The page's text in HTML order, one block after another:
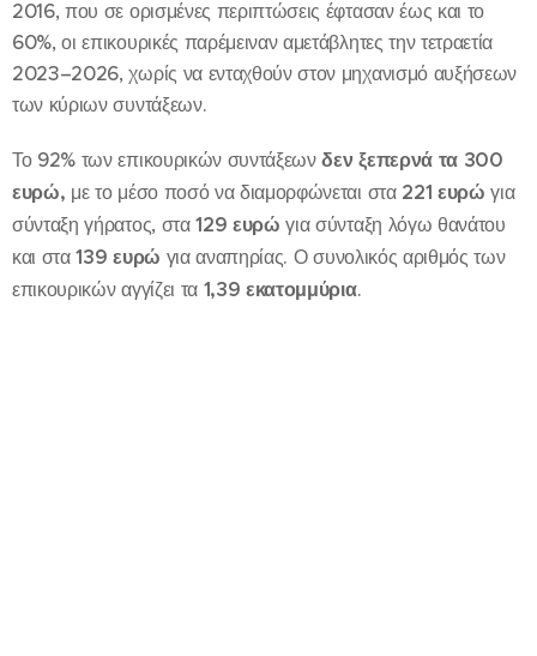
2016, που σε ορισμένες περιπτώσεις έφτασαν έως και το
60%, οι επικουρικές παρέμειναν αμετάβλητες την τετραετία
2023–2026, χωρίς να ενταχθούν στον μηχανισμό αυξήσεων
των κύριων συντάξεων.
Το 92% των επικουρικών συντάξεωνδεν ξεπερνά τα 300
ευρώ, με το μέσο ποσό να διαμορφώνεται στα 221 ευρώ για
σύνταξη γήρατος, στα129 ευρώ για σύνταξη λόγω θανάτου
και στα139 ευρώ για αναπηρίας. Ο συνολικός αριθμός των
επικουρικών αγγίζει τα 1,39 εκατομμύρια.